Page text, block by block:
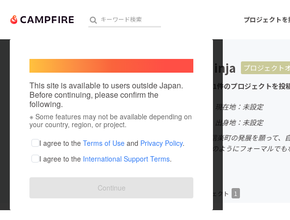
プロジェクト
人気のプロジェクト 注目のリターン 注目の
アート・写真 音楽
テクノロジー・ガジェット
ゲーム・サービ
映像・映画
ビジネス・起業
まちづくり・地域活性化
This site is available to users outside Japan.
Before continuing, please confirm the
following.
※ Some features may not be available depending on
your country, region, or project.
I agree to the Terms of Use and Privacy Policy.
I agree to the International Support Terms.
Continue
Koka_Ninja
プロジェクト
これまでに1件のプロジェクトを投
現在地：未設定
出身国：日本
出身地：未設定
滋賀県甲賀市信楽町の発展を願って
る。 伝統文化のようにフォーマルで
プロジェクト プロジェクト 1